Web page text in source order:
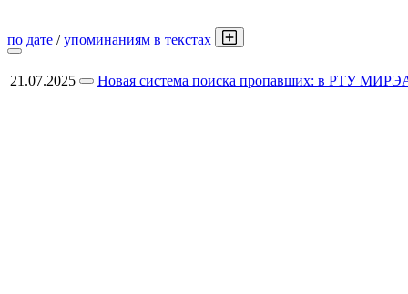
по дате /упоминаниям в текстах
21.07.2025 Новая система поиска пропавших: в РТУ